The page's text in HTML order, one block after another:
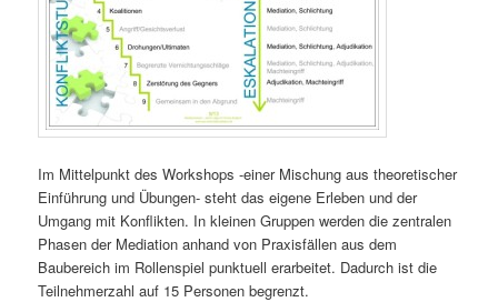
Im Mittelpunkt des Workshops -einer Mischung aus theoretischer
Einführung und Übungen- steht das eigene Erleben und der
Umgang mit Konflikten. In kleinen Gruppen werden die zentralen
Phasen der Mediation anhand von Praxisfällen aus dem
Baubereich im Rollenspiel punktuell erarbeitet. Dadurch ist die
Teilnehmerzahl auf 15 Personen begrenzt.